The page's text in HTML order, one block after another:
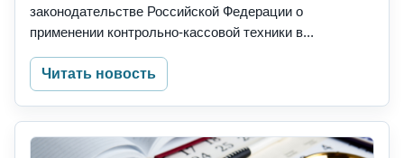
законодательстве Российской Федерации о
применении контрольно-кассовой техники в...
Читать новость